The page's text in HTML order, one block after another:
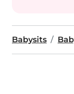
Babysits